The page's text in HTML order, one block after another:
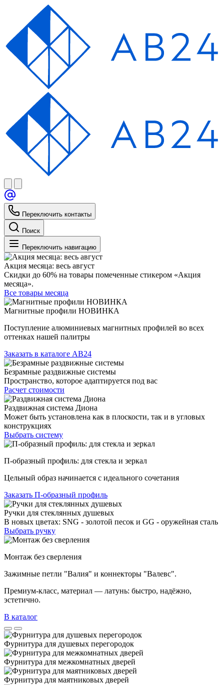
Переключить контакты
Поиск
Переключить навигацию
Акция месяца: весь август
Скидки до 60% на товары помеченные стикером «Акция
месяца».
Все товары месяца
Магнитные профили НОВИНКА
Поступление алюминиевых магнитных профилей во всех
оттенках нашей палитры
Заказать в каталоге АВ24
Безрамные раздвижные системы
Пространство, которое адаптируется под вас
Расчет стоимости
Раздвижная система Диона
Может быть установлена как в плоскости, так и в угловых
конструкциях
Выбрать систему
П-образный профиль: для стекла и зеркал
Цельный образ начинается с идеального сочетания
Заказать П-образный профиль
Ручки для стеклянных душевых
В новых цветах: SNG - золотой песок и GG - оружейная сталь
Выбрать ручку
Монтаж без сверления
Зажимные петли "Валия" и коннекторы "Валевс".
Премиум‑класс, материал — латунь: быстро, надёжно,
эстетично.
В каталог
Фурнитура для душевых перегородок
Фурнитура для межкомнатных дверей
Фурнитура для маятниковых дверей